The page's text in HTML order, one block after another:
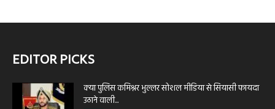
EDITOR PICKS
क्या पुलिस कमिश्नर भुल्लर सोशल मीडिया से सियासी फायदा
उठाने वाली...